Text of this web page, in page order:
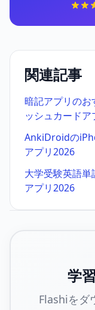
関連記事
暗記アプリのお
ッシュカードア
AnkiDroidの
アプリ2026
大学受験英語
アプリ2026
学
Flashiをダ